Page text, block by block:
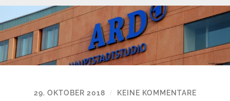
29. OKTOBER 2018 / KEINE KOMMENTARE